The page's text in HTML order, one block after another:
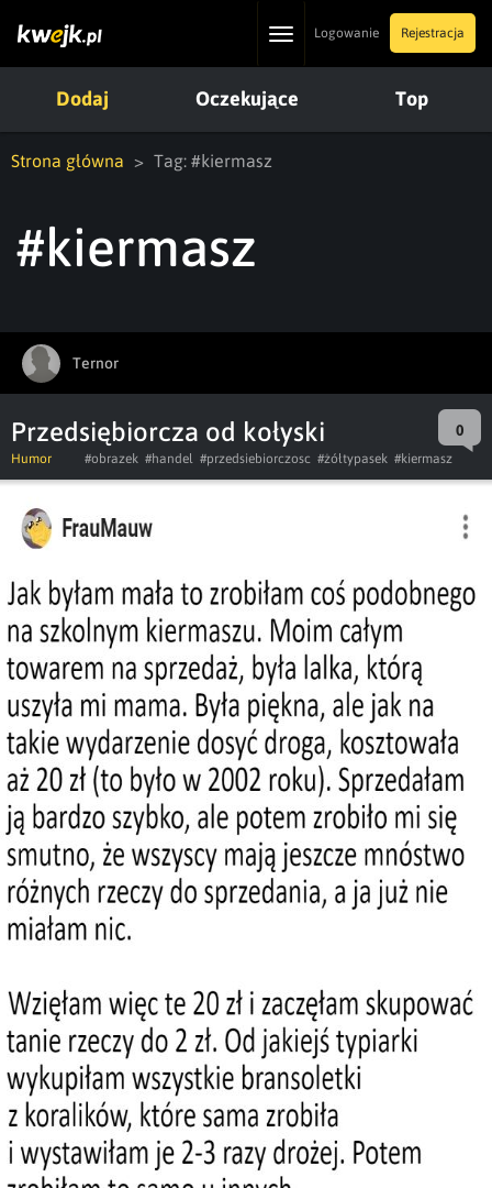
ToggleLogowanie Rejestracja
Dodaj Oczekujące Top
Strona główna Tag: #kiermasz
#kiermasz
Ternor
Przedsiębiorcza od kołyski 0
Humor #obrazek #handel #przedsiebiorczosc #żółtypasek #kiermasz